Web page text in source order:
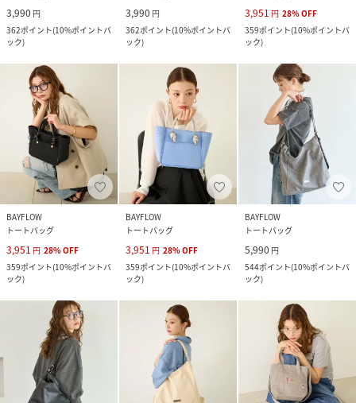
3,990 円
362ポイント(10%ポイントバ
ック)
3,990 円
362ポイント(10%ポイントバ
ック)
3,951 円 28%OFF
359ポイント(10%ポイントバ
ック)
BAYFLOW
トートバッグ
3,951 円 28%OFF
359ポイント(10%ポイントバ
ック)
BAYFLOW
トートバッグ
3,951 円 28%OFF
359ポイント(10%ポイントバ
ック)
BAYFLOW
トートバッグ
5,990 円
544ポイント(10%ポイントバ
ック)